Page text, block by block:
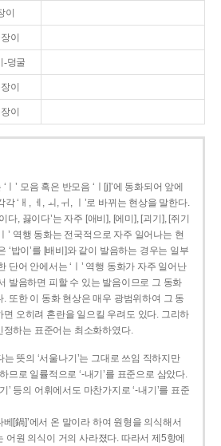
이
이
-덩굴
이
이
ㅣ’ 모음 혹은 반모음 ‘ㅣ[j]’에 동화되어 앞에
각 ‘ㅐ, ㅔ, ㅚ, ㅟ, ㅣ’로 바뀌는 현상을 말한다.
다, 끓이다’는 자주 [애비], [에미], [괴기], [쥐기
’ 역행 동화는 전국적으로 자주 일어나는 현
‘밥이’를 [배비]와 같이 발음하는 경우는 일부
단어 안에서는 ‘ㅣ’ 역행 동화가 자주 일어난
발음하면 피할 수 있는 발음이므로 그 동화
또한 이 동화 현상은 매우 광범위하여 그 동
오히려 혼란을 일으킬 우려도 있다. 그리하
정하는 표준어는 최소화하였다.
뜻의 ‘서울나기’는 그대로 쓰임 직하지만
므로 일률적으로 ‘-내기’를 표준으로 삼았다.
’ 등의 어휘에서도 마찬가지로 ‘-내기’를 표준
베[鍋]’에서 온 말이라 하여 원형을 의식해서
어원 의식이 거의 사라졌다. 따라서 제5항에